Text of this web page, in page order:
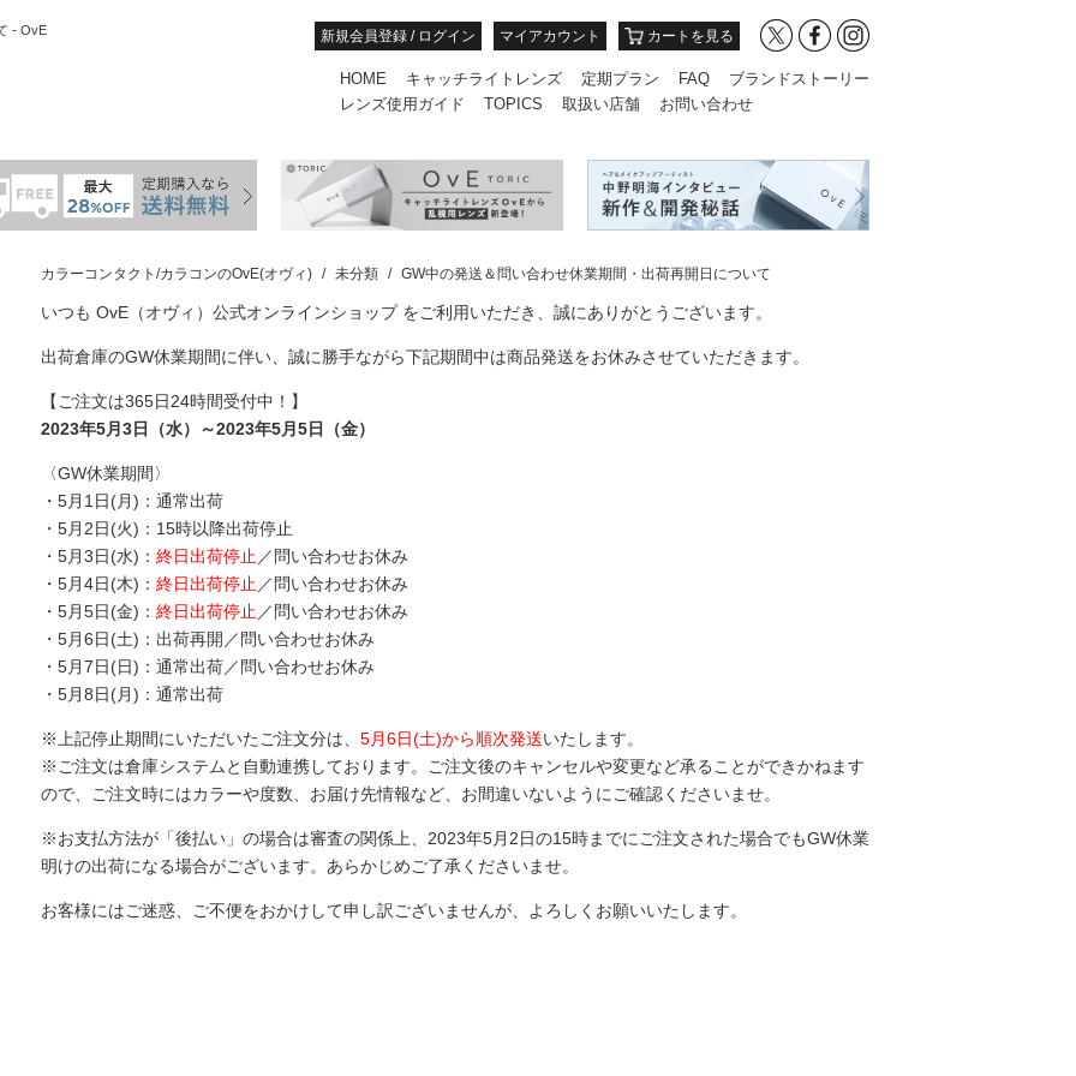
- OvE 新規会員登録 / ログイン マイアカウント カートを見る
HOME キャッチライトレンズ 定期プラン FAQ
ブランドストーリー
レンズ使用ガイド
TOPICS 取扱い店舗 お問い合わせ
カラーコンタクト/カラコンのOvE(オヴィ) 未分類 GW中の発送＆問い合わせ休業期間・出荷再開日について
いつも OvE（オヴィ）公式オンラインショップ をご利用いただき、誠にありがとうございます。
出荷倉庫のGW休業期間に伴い、誠に勝手ながら下記期間中は商品発送をお休みさせていただきます。
【ご注文は365日24時間受付中！】
2023年5月3日（水）～2023年5月5日（金）
〈GW休業期間〉
・5月1日(月)：通常出荷
・5月2日(火)：15時以降出荷停止
・5月3日(水)： 終日出荷停止 ／問い合わせお休み
・5月4日(木)： 終日出荷停止 ／問い合わせお休み
・5月5日(金)： 終日出荷停止 ／問い合わせお休み
・5月6日(土)：出荷再開／問い合わせお休み
・5月7日(日)：通常出荷／問い合わせお休み
・5月8日(月)：通常出荷
※上記停止期間にいただいたご注文分は、 5月6日(土)から順次発送いたします。
※ご注文は倉庫システムと自動連携しております。ご注文後のキャンセルや変更など承ることができかねます
ので、ご注文時にはカラーや度数、お届け先情報など、お間違いないようにご確認くださいませ。
※お支払方法が「後払い」の場合は審査の関係上、2023年5月2日の15時までにご注文された場合でもGW休業
明けの出荷になる場合がございます。あらかじめご了承くださいませ。
お客様にはご迷惑、ご不便をおかけして申し訳ございませんが、よろしくお願いいたします。